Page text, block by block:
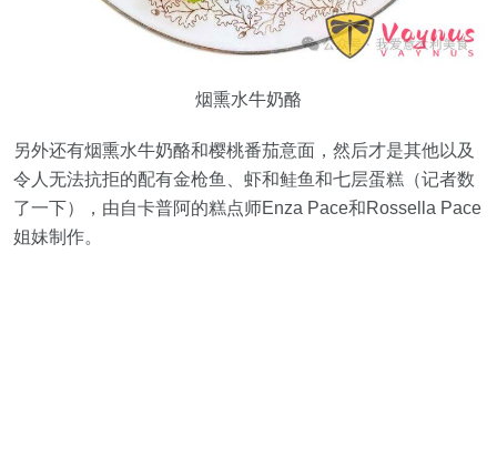
烟熏水牛奶酪
另外还有烟熏水牛奶酪和樱桃番茄意面，然后才是其他以及
令人无法抗拒的配有金枪鱼、虾和鲑鱼和七层蛋糕（记者数
了一下），由自卡普阿的糕点师Enza Pace和Rossella Pace
姐妹制作。